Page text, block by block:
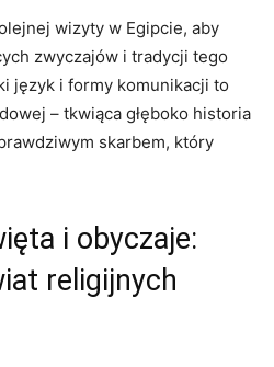
wizyty w Egipcie,‍ aby
‍zwyczajów i tradycji tego
język i formy komunikacji to
– tkwiąca głęboko‍ historia
skarbem, który
i obyczaje:
‍religijnych